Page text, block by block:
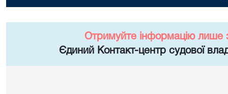
Отримуйте інформацію лише
Єдиний Контакт-центр судової